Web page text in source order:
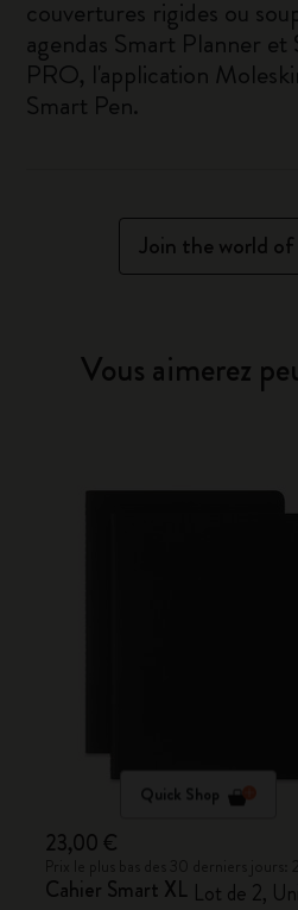
couvertures rigides ou
agendas Smart Planner
PRO, l'application
Smart Pen.
Join the world
Vous aimerez
Quick Shop
23,00 €
Cahier Smart XL Lot de 2, Uni